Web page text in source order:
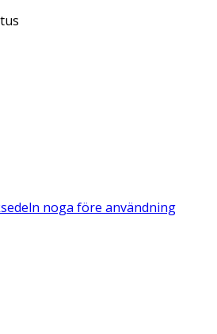
noga före användning